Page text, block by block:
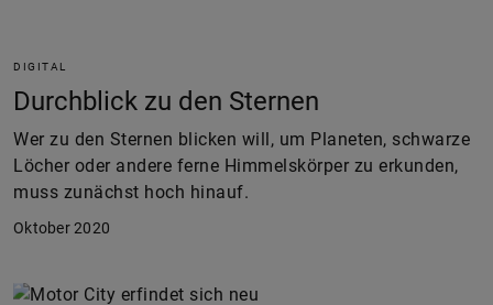
DIGITAL
Durchblick zu den Sternen
Wer zu den Sternen blicken will, um Planeten, schwarze
Löcher oder andere ferne Himmelskörper zu erkunden,
muss zunächst hoch hinauf.
Oktober 2020